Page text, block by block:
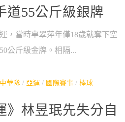
道55公斤級銀牌
，當時辜翠萍年僅18歲就奪下空
公斤級金牌。相隔...
中華隊 / 亞運 / 國際賽事 / 棒球
》林昱珉先失分自